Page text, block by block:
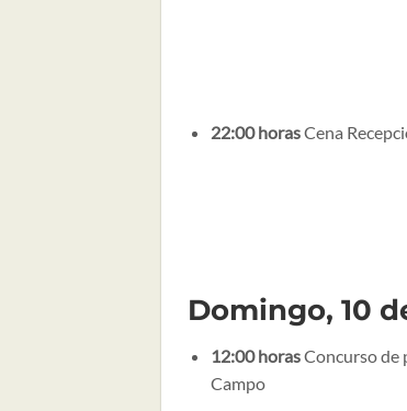
22:00 horasCena
Domingo, 10
12:00 horasConcurso de
Campo